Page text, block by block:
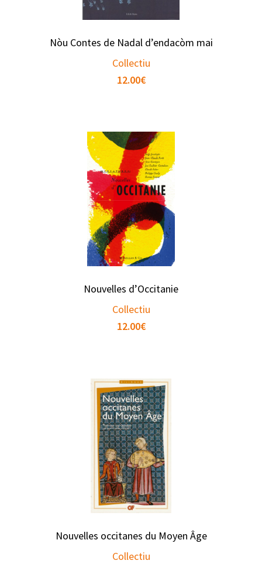
Nòu Contes de Nadal d’endacòm mai
Collectiu
12.00€
Nouvelles d’Occitanie
Collectiu
12.00€
Nouvelles occitanes du Moyen Âge
Collectiu